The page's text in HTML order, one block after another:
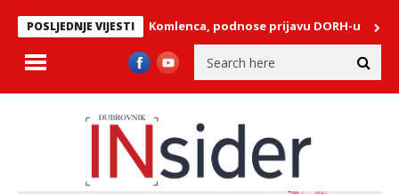
POSLJEDNJE VIJESTI
o smrti Gorana Komlenca, podnose prijavu DORH-u